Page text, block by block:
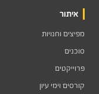
איתור
מפיצים וחנויות
סוכנים
פרוייקטים
קורסים וימי עיון